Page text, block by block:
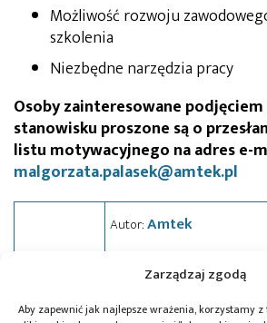
Zarządzaj zgodą
Aby zapewnić jak najlepsze wrażenia, korzystamy
Możliwość rozwoju
szkolenia
Niezbędne narzędzia pracy
Osoby zainteresowane
stanowisku proszone są o
listu motywacyjnego na adres e-
malgorzata.palasek@amtek.pl
Autor:Amtek